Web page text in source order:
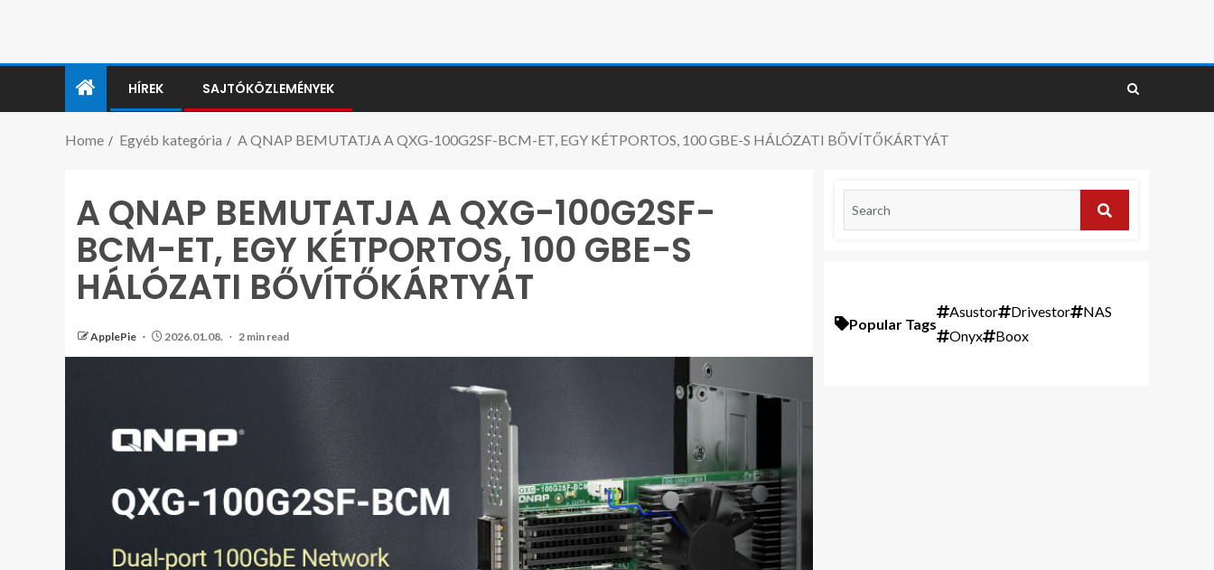
HÍREK SAJTÓKÖZLEMÉNYEK
Home Egyéb kategória A QNAP BEMUTATJA A QXG-100G2SF-BCM-ET, EGY KÉTPORTOS, 100 GBE-S HÁLÓZATI BŐVÍTŐKÁRTYÁT
A QNAP BEMUTATJA A QXG-100G2SF-
BCM-ET, EGY KÉTPORTOS, 100 GBE-S
HÁLÓZATI BŐVÍTŐKÁRTYÁT
ApplePie 2026.01.08. 2 min read
Popular Tags
Asustor Drivestor
NAS
Onyx
Boox